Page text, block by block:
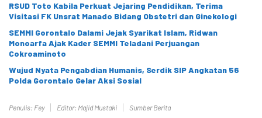
RSUD Toto Kabila Perkuat Jejaring Pendidikan, Terima
Visitasi FK Unsrat Manado Bidang Obstetri dan Ginekologi
SEMMI Gorontalo Dalami Jejak Syarikat Islam, Ridwan
Monoarfa Ajak Kader SEMMI Teladani Perjuangan
Cokroaminoto
Wujud Nyata Pengabdian Humanis, Serdik SIP Angkatan 56
Polda Gorontalo Gelar Aksi Sosial
Penulis: Fey Editor: Majid Mustaki Sumber Berita